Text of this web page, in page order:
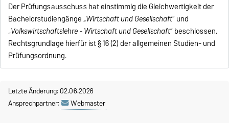
Der Prüfungsausschuss hat einstimmig die Gleichwertigkeit der
Bachelorstudiengänge „Wirtschaft und Gesellschaft“ und
„Volkswirtschaftslehre - Wirtschaft und Gesellschaft“ beschlossen.
Rechtsgrundlage hierfür ist § 16 (2) der allgemeinen Studien- und
Prüfungsordnung.
Letzte Änderung: 02.06.2026
Ansprechpartner:
Webmaster